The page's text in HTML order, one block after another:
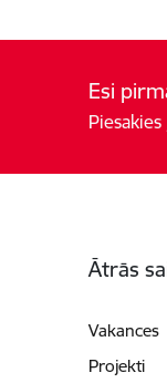
Esi
Ātrās
Vakances
Projekti